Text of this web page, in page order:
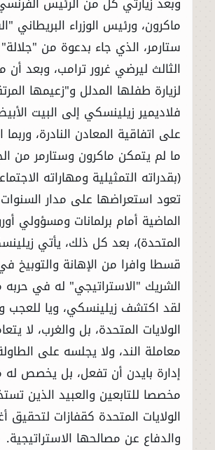
ماكرون، ورئيس الوزراء البريطاني
ستارمر، الذي جاء بدعوة من "جلالة"
الثالث ليرضي غرور ترامب، وبعد أن
لزيارة طفلها المدلل و"زعيمها
فلاديمير زيلينسكي إلى البيت
على اتفاقية المعادن النادرة،
ما لم يتمكن ماكرون وستارمر من
(بقدراته التمثيلية ومهاراته
تعود استعراضها على مدار السنوات
الماضية أمام برلمانات ومسؤولي
المتحدة)، بعد كل ذلك، يأتي
قسطا وافرا من الإهانة والتوبيخ
الشريك "الاستراتيجي" له في
لقد اكتشف زيلينسكي، ويا للعجب
الولايات المتحدة، بل والغرب، لا
معاملة الند، ولا يجلسه على
إدارة بايدن أن تفعل، بل يخصص له
مخصصا للتابعين والعبيد الذين
الولايات المتحدة كقفازات لتحقيق
والدفاع عن مصالحها الاستراتيجية.